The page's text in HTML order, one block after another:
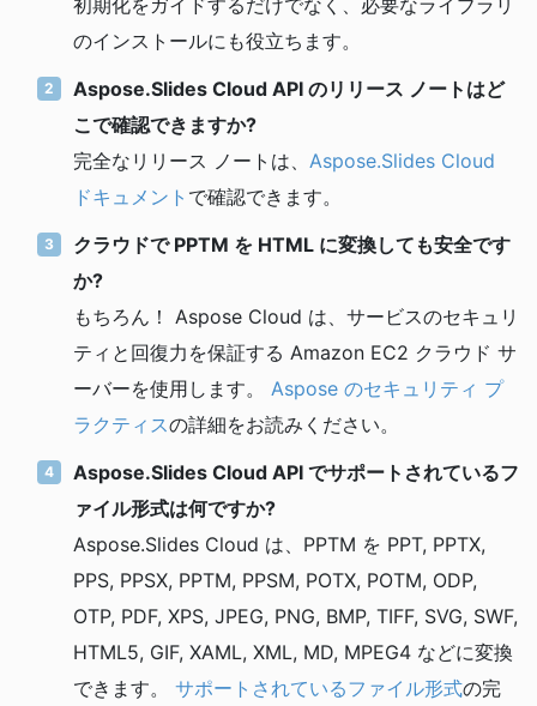
のインストールにも役立ちます。
Aspose.Slides Cloud API のリリース ノートはど
こで確認できますか?
完全なリリース ノートは、 Aspose.Slides Cloud
ドキュメント で確認できます。
クラウドで PPTM を HTML に変換しても安全です
か?
もちろん！ Aspose Cloud は、サービスのセキュリ
ティと回復力を保証する Amazon EC2 クラウド サ
ーバーを使用します。 Aspose のセキュリティ プ
ラクティスの詳細をお読みください。
Aspose.Slides Cloud API でサポートされているフ
ァイル形式は何ですか?
Aspose.Slides Cloud は、PPTM を PPT, PPTX,
PPS, PPSX, PPTM, PPSM, POTX, POTM, ODP,
OTP, PDF, XPS, JPEG, PNG, BMP, TIFF, SVG, SWF,
HTML5, GIF, XAML, XML, MD, MPEG4 などに変換
できます。 サポートされているファイル形式の完